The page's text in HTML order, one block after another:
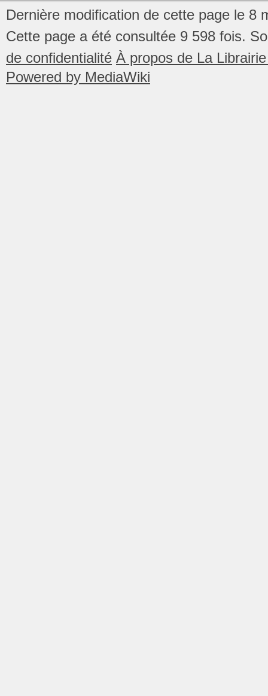
Dernière modification de cette page le 8
Cette page a été consultée 9 598 fois.
de confidentialité À propos de La
Powered by MediaWiki